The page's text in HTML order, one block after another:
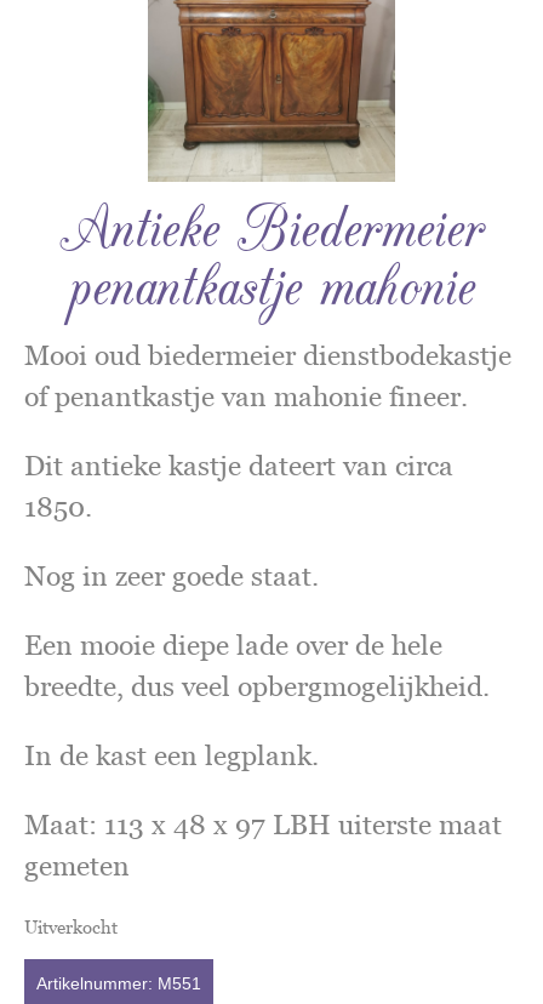
Antieke Biedermeier
penantkastje mahonie
Mooi oud biedermeier dienstbodekastje
of penantkastje van mahonie fineer.
Dit antieke kastje dateert van circa
1850.
Nog in zeer goede staat.
Een mooie diepe lade over de hele
breedte, dus veel opbergmogelijkheid.
In de kast een legplank.
Maat: 113 x 48 x 97 LBH uiterste maat
gemeten
Uitverkocht
Artikelnummer: M551